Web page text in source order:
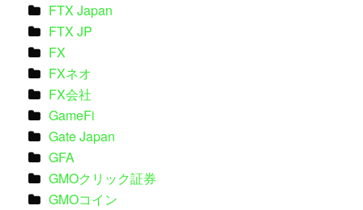
FTX Japan
FTX JP
FX
FXネオ
FX会社
GameFi
Gate Japan
GFA
GMOクリック証券
GMOコイン